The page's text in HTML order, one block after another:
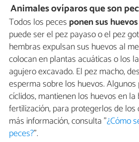
Animales ovíparos que son
Todos los peces ponen sus
puede ser el pez payaso o el pez
hembras expulsan sus huevos al
colocan en plantas acuáticas o los
agujero excavado. El pez macho,
esperma sobre los huevos.
cíclidos, mantienen los huevos en
fertilización, para protegerlos de
más información, consulta "¿Cómo
peces?".